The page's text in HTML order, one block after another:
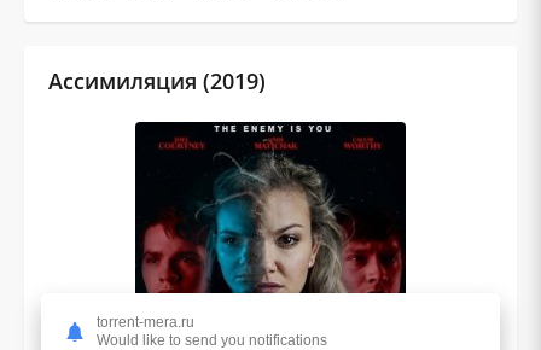
Ассимиляция (2019)
torrent-mera.ru
Would like to send you notifications